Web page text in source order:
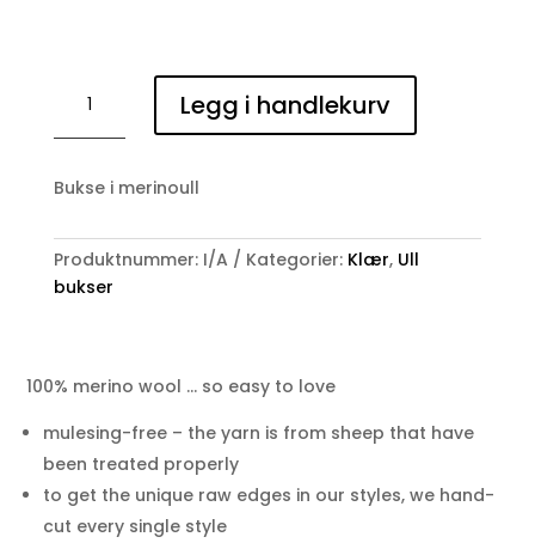
merinoull
Legg i handlekurv
Bukse i merinoull
Produktnummer: I/A Kategorier: Klær, Ull
bukser
100% merino wool … so easy to love
mulesing-free – the yarn is from sheep that have
been treated properly
to get the unique raw edges in our styles, we hand-
cut every single style